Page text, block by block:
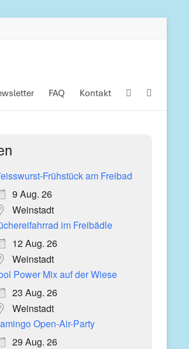
FAQ Kontakt
Frühstück am Freibad
9 Aug. 26
Weinstadt
im Freibädle
12 Aug. 26
Weinstadt
Power Mix auf der Wiese
23 Aug. 26
Weinstadt
Open-Air-Party
29 Aug. 26